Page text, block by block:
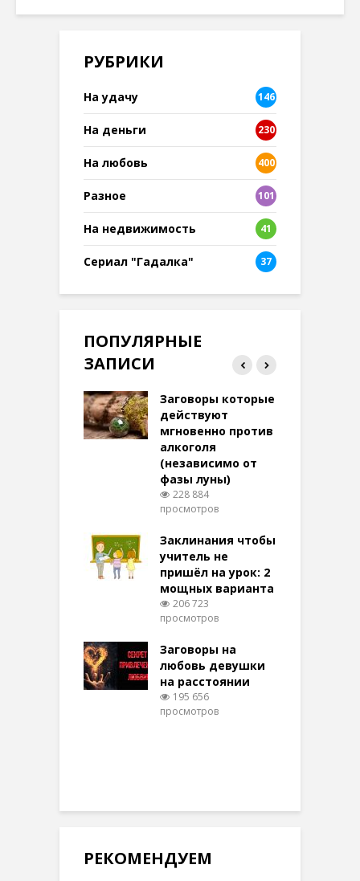
РУБРИКИ
На удачу 146
На деньги 230
На любовь 400
Разное
101
8
На недвижимость 41
Сериал "Гадалка" 37
ПОПУЛЯРНЫЕ
ЗАПИСИ
Заговоры которые
действуют
мгновенно против
алкоголя
(независимо от
фазы луны)
228 884
просмотров
Заклинания чтобы
учитель не
пришёл на урок: 2
мощных варианта
206 723
просмотров
Заговоры на
любовь девушки
на расстоянии
195 656
просмотров
РЕКОМЕНДУЕМ